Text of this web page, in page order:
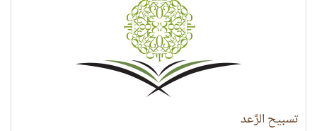
تسبيح الرَّعد